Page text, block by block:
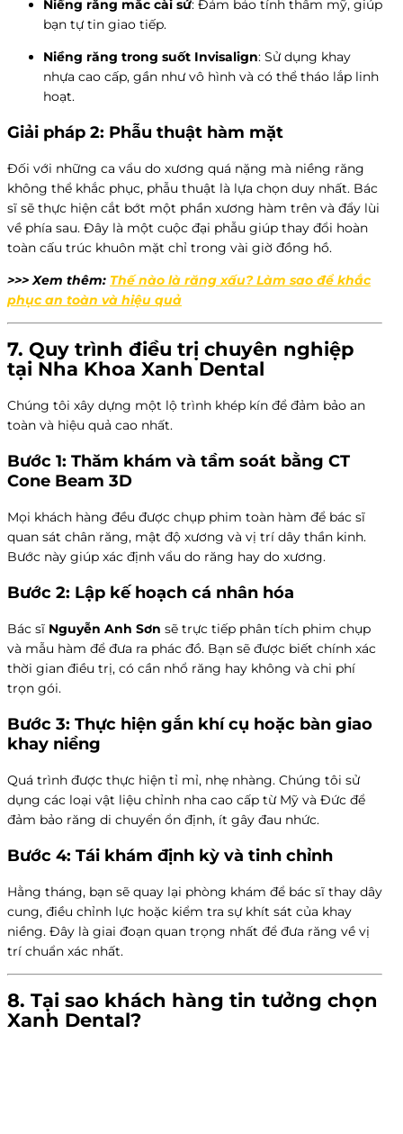
Niềng răng mắc cài sứ: Đảm bảo tính thẩm mỹ, giúp
bạn tự tin giao tiếp.
Niềng răng trong suốt Invisalign: Sử dụng khay
nhựa cao cấp, gần như vô hình và có thể tháo lắp linh
hoạt.
Giải pháp 2: Phẫu thuật hàm mặt
Đối với những ca vẩu do xương quá nặng mà niềng răng
không thể khắc phục, phẫu thuật là lựa chọn duy nhất. Bác
sĩ sẽ thực hiện cắt bớt một phần xương hàm trên và đẩy lùi
về phía sau. Đây là một cuộc đại phẫu giúp thay đổi hoàn
toàn cấu trúc khuôn mặt chỉ trong vài giờ đồng hồ.
>>> Xem thêm: Thế nào là răng xấu? Làm sao để khắc
phục an toàn và hiệu quả
7. Quy trình điều trị chuyên nghiệp
tại Nha Khoa Xanh Dental
Chúng tôi xây dựng một lộ trình khép kín để đảm bảo an
toàn và hiệu quả cao nhất.
Bước 1: Thăm khám và tầm soát bằng CT
Cone Beam 3D
Mọi khách hàng đều được chụp phim toàn hàm để bác sĩ
quan sát chân răng, mật độ xương và vị trí dây thần kinh.
Bước này giúp xác định vẩu do răng hay do xương.
Bước 2: Lập kế hoạch cá nhân hóa
Bác sĩ Nguyễn Anh Sơn sẽ trực tiếp phân tích phim chụp
và mẫu hàm để đưa ra phác đồ. Bạn sẽ được biết chính xác
thời gian điều trị, có cần nhổ răng hay không và chi phí
trọn gói.
Bước 3: Thực hiện gắn khí cụ hoặc bàn giao
khay niềng
Quá trình được thực hiện tỉ mỉ, nhẹ nhàng. Chúng tôi sử
dụng các loại vật liệu chỉnh nha cao cấp từ Mỹ và Đức để
đảm bảo răng di chuyển ổn định, ít gây đau nhức.
Bước 4: Tái khám định kỳ và tinh chỉnh
Hằng tháng, bạn sẽ quay lại phòng khám để bác sĩ thay dây
cung, điều chỉnh lực hoặc kiểm tra sự khít sát của khay
niềng. Đây là giai đoạn quan trọng nhất để đưa răng về vị
trí chuẩn xác nhất.
8. Tại sao khách hàng tin tưởng chọn
Xanh Dental?